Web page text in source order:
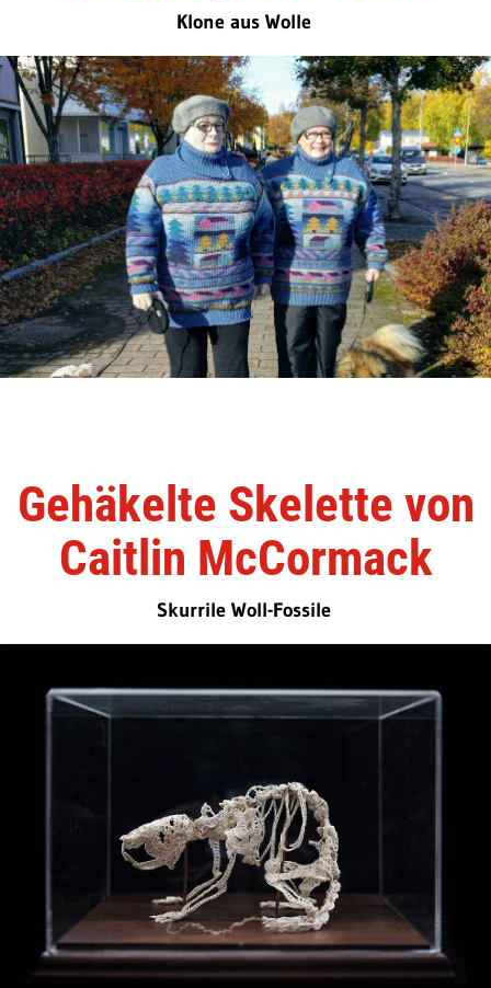
Klone aus Wolle
Gehäkelte Skelette von
Caitlin McCormack
Skurrile Woll-Fossile